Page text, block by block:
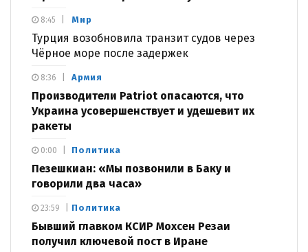
Мир
Турция возобновила транзит судов через
Чёрное море после задержек
8:45
Армия
Производители Patriot опасаются, что
Украина усовершенствует и удешевит их
ракеты
8:36
Политика
Пезешкиан: «Мы позвонили в Баку и
говорили два часа»
0:00
Политика
Бывший главком КСИР Мохсен Резаи
получил ключевой пост в Иране
23:59